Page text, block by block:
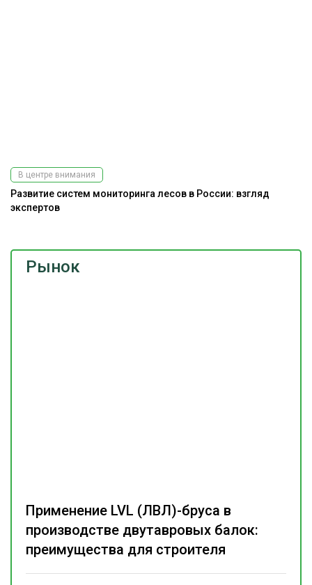
Рынок
Применение LVL (ЛВЛ)-бруса в
производстве двутавровых балок:
преимущества для строителя
В центре внимания
Развитие систем мониторинга лесов в России: взгляд
экспертов